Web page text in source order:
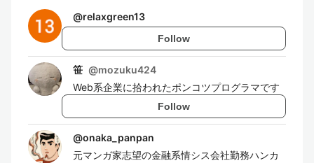
@relaxgreen13
Follow
笹 @mozuku424
Web系企業に拾われたポンコツプログラマです
Follow
@onaka_panpan
元マンガ家志望の金融系情シス会社勤務ハンカ